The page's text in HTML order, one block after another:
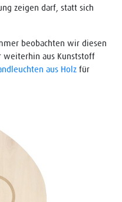
zeigen darf, statt sich
beobachten wir diesen
weiterhin aus Kunststoff
aus Holz für